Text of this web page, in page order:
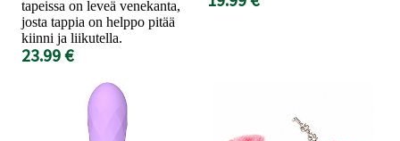
tapeissa on leveä venekanta,
josta tappia on helppo pitää
kiinni ja liikutella.
23.99 €